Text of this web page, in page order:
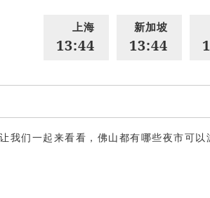
上海
13:44
新加坡
13:44
我们一起来看看，佛山都有哪些夜市可